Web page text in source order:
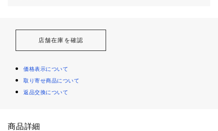
店舗在庫を確認
価格表示について
取り寄せ商品について
返品交換について
商品詳細